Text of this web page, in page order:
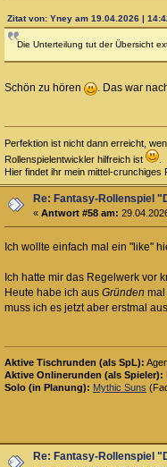
Zitat von: Yney am 19.04.2026 |
Die Unterteilung tut der Übersicht
Schön zu hören . Das war
Perfektion ist nicht dann erreicht,
Rollenspielentwickler hilfreich ist
.
Hier findet ihr mein mittel-
Re: Fantasy-Rollenspiel
«Antwort #58 am:
Ich wollte einfach mal ein "like"
Ich hatte mir das Regelwerk vor
Heute habe ich aus Gründen mal
muss ich es jetzt aber erstmal
Aktive Tischrunden (als SpL):
Aktive Onlinerunden (als Spieler):
Solo (in Planung): Mythic Suns
Re: Fantasy-Rollenspiel